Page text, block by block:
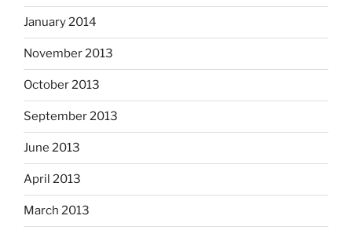
January 2014
November 2013
October 2013
September 2013
June 2013
April 2013
March 2013